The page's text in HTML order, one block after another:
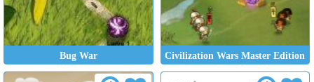
Bug War Civilization Wars Master Edition